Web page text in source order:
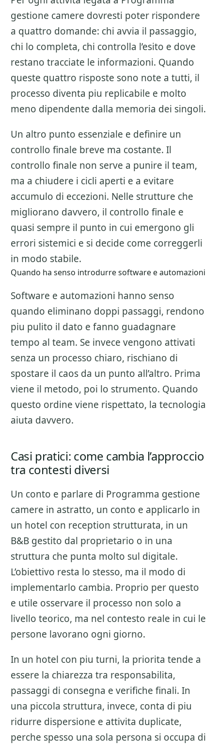
gestione camere dovresti poter rispondere
a quattro domande: chi avvia il passaggio,
chi lo completa, chi controlla l’esito e dove
restano tracciate le informazioni. Quando
queste quattro risposte sono note a tutti, il
processo diventa piu replicabile e molto
meno dipendente dalla memoria dei singoli.
Un altro punto essenziale e definire un
controllo finale breve ma costante. Il
controllo finale non serve a punire il team,
ma a chiudere i cicli aperti e a evitare
accumulo di eccezioni. Nelle strutture che
migliorano davvero, il controllo finale e
quasi sempre il punto in cui emergono gli
errori sistemici e si decide come correggerli
in modo stabile.
Quando ha senso introdurre software e automazioni
Software e automazioni hanno senso
quando eliminano doppi passaggi, rendono
piu pulito il dato e fanno guadagnare
tempo al team. Se invece vengono attivati
senza un processo chiaro, rischiano di
spostare il caos da un punto all’altro. Prima
viene il metodo, poi lo strumento. Quando
questo ordine viene rispettato, la tecnologia
aiuta davvero.
Casi pratici: come cambia l’approccio
tra contesti diversi
Un conto e parlare di Programma gestione
camere in astratto, un conto e applicarlo in
un hotel con reception strutturata, in un
B&B gestito dal proprietario o in una
struttura che punta molto sul digitale.
L’obiettivo resta lo stesso, ma il modo di
implementarlo cambia. Proprio per questo
e utile osservare il processo non solo a
livello teorico, ma nel contesto reale in cui le
persone lavorano ogni giorno.
In un hotel con piu turni, la priorita tende a
essere la chiarezza tra responsabilita,
passaggi di consegna e verifiche finali. In
una piccola struttura, invece, conta di piu
ridurre dispersione e attivita duplicate,
perche spesso una sola persona si occupa di